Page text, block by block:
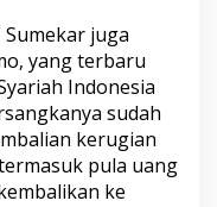
Sumekar juga
yang terbaru
Indonesia
sudah
kerugian
pula uang
ke